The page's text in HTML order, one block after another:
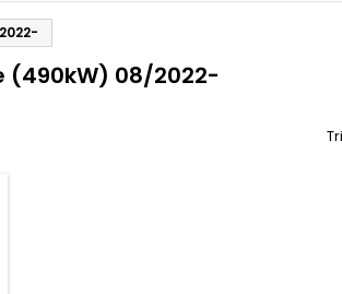
(490kW) 08/2022-